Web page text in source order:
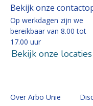
Bekijk onze
Op werkdagen zijn we
bereikbaar van 8.00 tot
17.00 uur
Bekijk onze locaties
Over Arbo Unie